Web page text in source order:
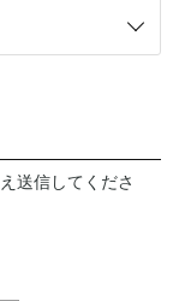
送信してくださ